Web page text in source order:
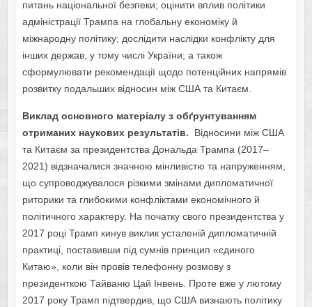
питань національної безпеки; оцінити вплив політики
адміністрації Трампа на глобальну економіку й
міжнародну політику; дослідити наслідки конфлікту для
інших держав, у тому числі України; а також
сформулювати рекомендації щодо потенційних напрямів
розвитку подальших відносин між США та Китаєм.
Виклад основного матеріалу з обґрунтуванням
отриманих наукових результатів.
Відносини між США
та Китаєм за президентства Дональда Трампа (2017–
2021) відзначалися значною мінливістю та напруженням,
що супроводжувалося різкими змінами дипломатичної
риторики та глибокими конфліктами економічного й
політичного характеру. На початку свого президентства у
2017 році Трамп кинув виклик усталеній дипломатичній
практиці, поставивши під сумнів принцип «єдиного
Китаю», коли він провів телефонну розмову з
президенткою Тайваню Цай Інвень. Проте вже у лютому
2017 року Трамп підтвердив, що США визнають політику